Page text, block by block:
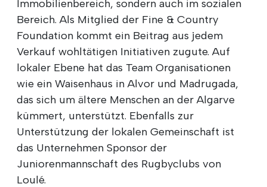
Immobilienbereich, sondern auch im sozialen
Bereich. Als Mitglied der Fine & Country
Foundation kommt ein Beitrag aus jedem
Verkauf wohltätigen Initiativen zugute. Auf
lokaler Ebene hat das Team Organisationen
wie ein Waisenhaus in Alvor und Madrugada,
das sich um ältere Menschen an der Algarve
kümmert, unterstützt. Ebenfalls zur
Unterstützung der lokalen Gemeinschaft ist
das Unternehmen Sponsor der
Juniorenmannschaft des Rugbyclubs von
Loulé.